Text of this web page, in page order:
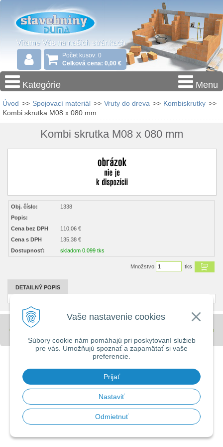
Vaše nastavenie cookies
Súbory cookie nám pomáhajú pri poskytovaní služieb
pre vás. Umožňujú spoznať a zapamätať si vaše
preferencie.
Prijať
Nastaviť
Odmietnuť
Počet kusov: 0
Celková cena: 0,00 €
Kategórie Menu
Úvod >> Spojovací materiál >> Vruty do dreva >> Kombiskrutky >>
Kombi skrutka M08 x 080 mm
Kombi skrutka M08 x 080 mm
Obj. číslo:
1338
Popis:
Cena bez DPH
110,06 €
Cena s DPH
135,38 €
Dostupnosť:
skladom 0.099 tks
Množstvo tks
DETAILNÝ POPIS
© 2026 Stavebniny - DUMA •
spoločnosti
WEBYGROUP